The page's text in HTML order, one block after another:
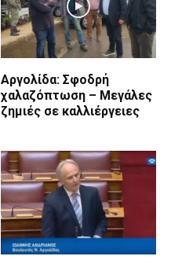
Αργολίδα: Σφοδρή
χαλαζόπτωση – Μεγάλες
ζημιές σε καλλιέργειες